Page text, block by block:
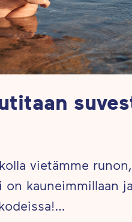
vietämme
on kauneimmillaan